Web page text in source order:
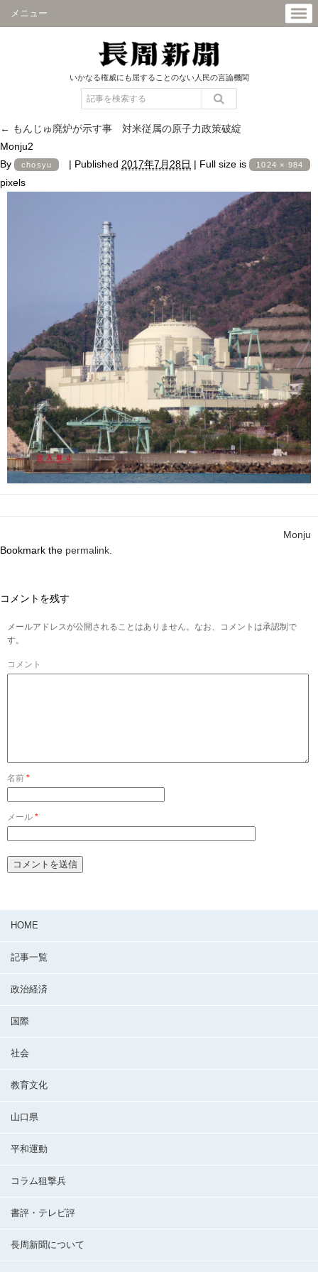
メニュー
いかなる権威にも屈することのない人民の言論機関
← もんじゅ廃炉が示す事 対米従属の原子力政策破綻
Monju2
By
chosyu | Published 2017年7月28日 | Full size is 1024 × 984
pixels
Monju
Bookmark the permalink
コメントを残す
メールアドレスが公開されることはありません。なお、コメントは承認制で
す。
コメント
名前 *
メール *
HOME
記事一覧
政治経済
国際
社会
教育文化
山口県
平和運動
コラム狙撃兵
書評・テレビ評
長周新聞について